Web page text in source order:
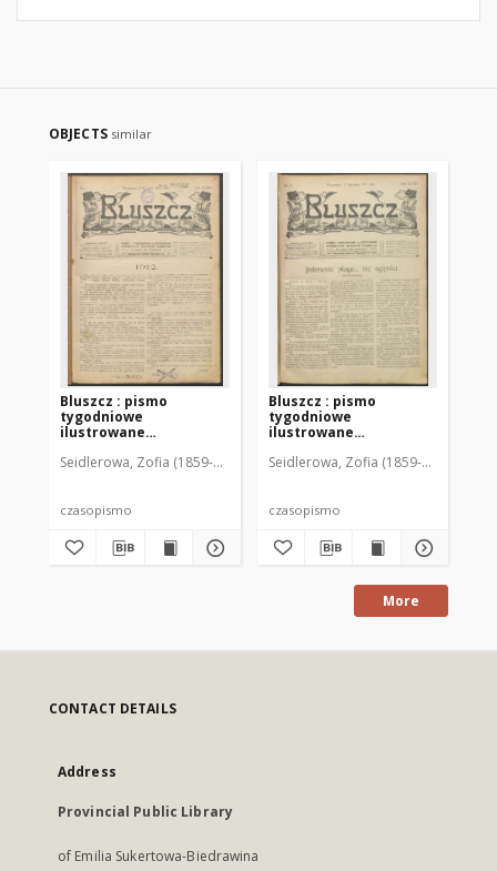
OBJECTS similar
Bluszcz : pismo
tygodniowe
ilustrowane
kobiecym, 1912 R. 48, nr
Seidlerowa, Zofia (1859-1919). Red. i Wyd.
czasopismo
Bluszcz : pismo
tygodniowe
ilustrowane
kobiecym, 1912 R. 48, nr
Seidlerowa, Zofia (1859-1919). Red.
czasopismo
More
CONTACT DETAILS
Address
Provincial Public Library
of Emilia Sukertowa-Biedrawina